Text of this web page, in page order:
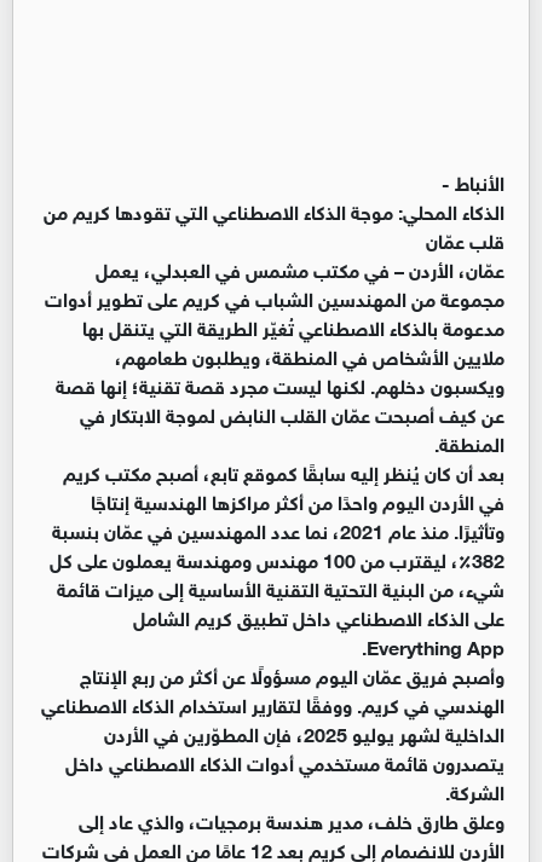
الأنباط -
الذكاء المحلي: موجة الذكاء الاصطناعي التي تقودها كريم من
قلب عمّان
عمّان، الأردن – في مكتب مشمس في العبدلي، يعمل
مجموعة من المهندسين الشباب في كريم على تطوير أدوات
مدعومة بالذكاء الاصطناعي تُغيّر الطريقة التي يتنقل بها
ملايين الأشخاص في المنطقة، ويطلبون طعامهم،
ويكسبون دخلهم. لكنها ليست مجرد قصة تقنية؛ إنها قصة
عن كيف أصبحت عمّان القلب النابض لموجة الابتكار في
المنطقة.
بعد أن كان يُنظر إليه سابقًا كموقع تابع، أصبح مكتب كريم
في الأردن اليوم واحدًا من أكثر مراكزها الهندسية إنتاجًا
وتأثيرًا. منذ عام 2021، نما عدد المهندسين في عمّان بنسبة
382٪، ليقترب من 100 مهندس ومهندسة يعملون على كل
شيء، من البنية التحتية التقنية الأساسية إلى ميزات قائمة
على الذكاء الاصطناعي داخل تطبيق كريم الشامل
Everything App.
وأصبح فريق عمّان اليوم مسؤولًا عن أكثر من ربع الإنتاج
الهندسي في كريم. ووفقًا لتقارير استخدام الذكاء الاصطناعي
الداخلية لشهر يوليو 2025، فإن المطوّرين في الأردن
يتصدرون قائمة مستخدمي أدوات الذكاء الاصطناعي داخل
الشركة.
وعلق طارق خلف، مدير هندسة برمجيات، والذي عاد إلى
الأردن للانضمام إلى كريم بعد 12 عامًا من العمل في شركات